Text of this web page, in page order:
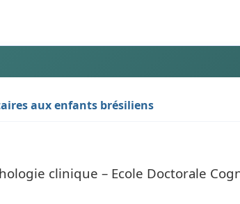
aux enfants brésiliens
clinique – Ecole Doctorale